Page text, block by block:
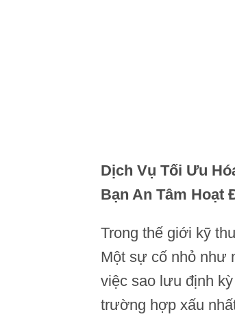
Dịch Vụ Tối Ưu
Bạn An Tâm Hoạt
Trong thế giới kỹ
Một sự cố nhỏ như
việc sao lưu định
trường hợp xấu